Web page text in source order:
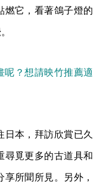
燃它，看著鴿子燈的
。
呢？想請映竹推薦適
日本，拜訪欣賞已久
尋覓更多的古道具和
所聞所見。另外，